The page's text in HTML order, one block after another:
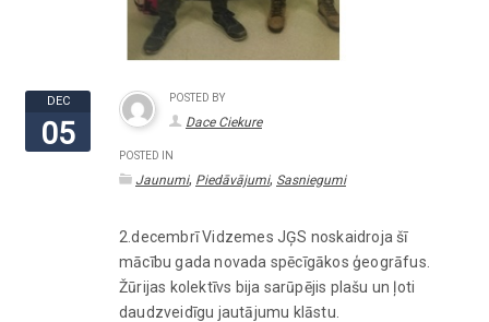
DEC
05
POSTED BY
Dace Ciekure
POSTED IN
Jaunumi, Piedāvājumi, Sasniegumi
2.decembrī Vidzemes JĢS noskaidroja šī
mācību gada novada spēcīgākos ģeogrāfus.
Žūrijas kolektīvs bija sarūpējis plašu un ļoti
daudzveidīgu jautājumu klāstu.